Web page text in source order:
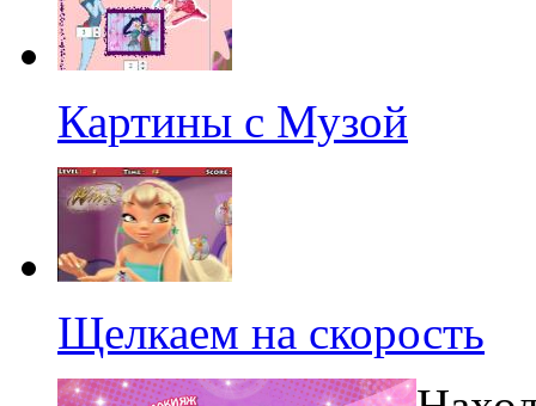
Картины с Музой
Щелкаем на скорость